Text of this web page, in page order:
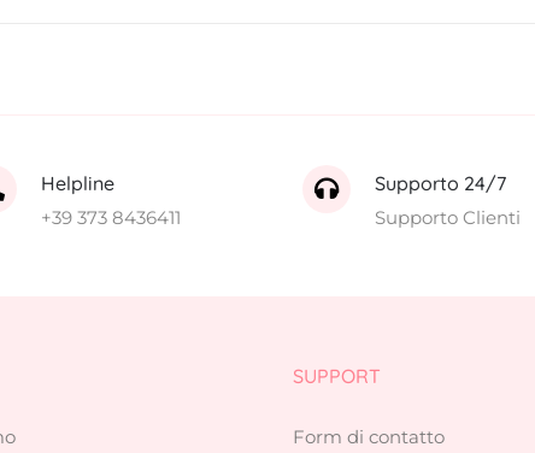
Helpline
+39 373 8436411
Supporto 24/7
Supporto Clienti
SUPPORT
Form di contatto